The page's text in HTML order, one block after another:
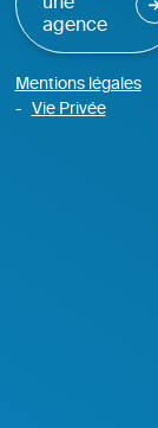
agence
Mentions légales
Vie Privée